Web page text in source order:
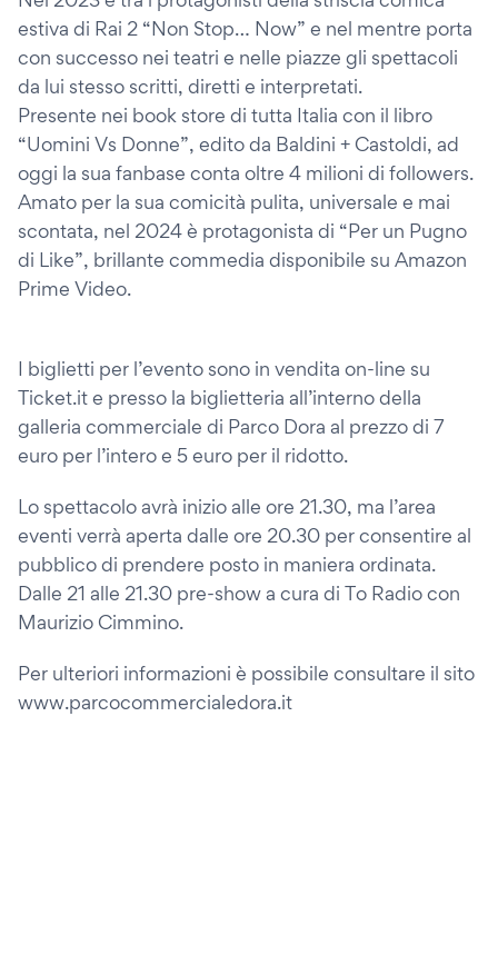
estiva di Rai 2 “Non Stop… Now” e nel mentre porta
con successo nei teatri e nelle piazze gli spettacoli
da lui stesso scritti, diretti e interpretati.
Presente nei book store di tutta Italia con il libro
“Uomini Vs Donne”, edito da Baldini + Castoldi, ad
oggi la sua fanbase conta oltre 4 milioni di followers.
Amato per la sua comicità pulita, universale e mai
scontata, nel 2024 è protagonista di “Per un Pugno
di Like”, brillante commedia disponibile su Amazon
Prime Video.
I biglietti per l’evento sono in vendita on-line su
Ticket.it e presso la biglietteria all’interno della
galleria commerciale di Parco Dora al prezzo di 7
euro per l’intero e 5 euro per il ridotto.
Lo spettacolo avrà inizio alle ore 21.30, ma l’area
eventi verrà aperta dalle ore 20.30 per consentire al
pubblico di prendere posto in maniera ordinata.
Dalle 21 alle 21.30 pre-show a cura di To Radio con
Maurizio Cimmino.
Per ulteriori informazioni è possibile consultare il sito
www.parcocommercialedora.it